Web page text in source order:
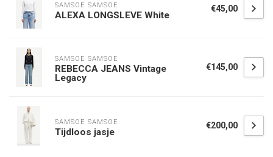
SAMSOE SAMSOE
ALEXA LONGSLEVE White
€45,00
SAMSOE SAMSOE
REBECCA JEANS Vintage
Legacy
€145,00
SAMSOE SAMSOE
Tijdloos jasje
€200,00